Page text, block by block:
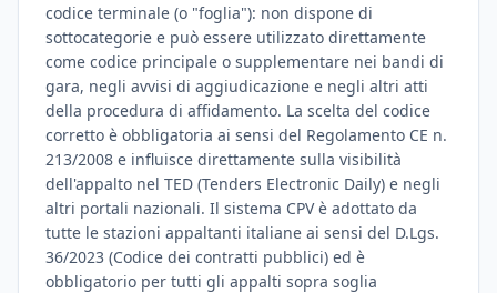
codice terminale (o "foglia"): non dispone di
sottocategorie e può essere utilizzato direttamente
come codice principale o supplementare nei bandi di
gara, negli avvisi di aggiudicazione e negli altri atti
della procedura di affidamento. La scelta del codice
corretto è obbligatoria ai sensi del Regolamento CE n.
213/2008 e influisce direttamente sulla visibilità
dell'appalto nel TED (Tenders Electronic Daily) e negli
altri portali nazionali. Il sistema CPV è adottato da
tutte le stazioni appaltanti italiane ai sensi del D.Lgs.
36/2023 (Codice dei contratti pubblici) ed è
obbligatorio per tutti gli appalti sopra soglia